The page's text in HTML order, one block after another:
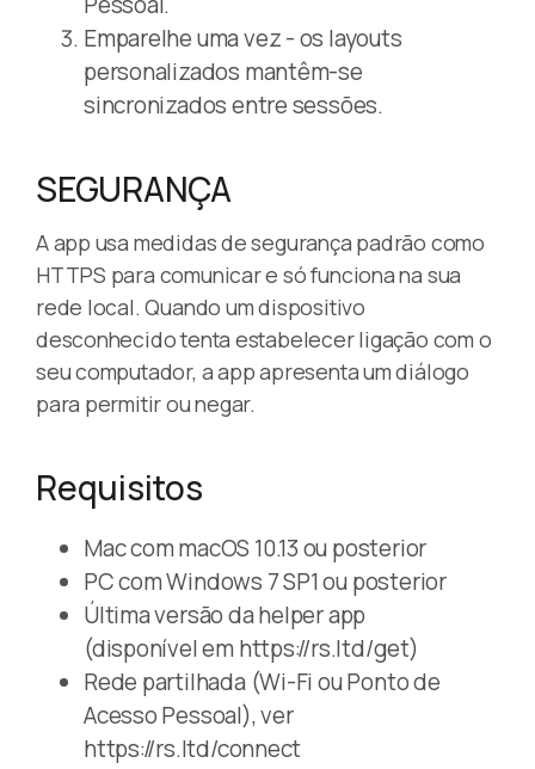
Emparelhe uma vez - os layouts
personalizados mantêm-se
sincronizados entre sessões.
SEGURANÇA
A app usa medidas de segurança padrão como
HTTPS para comunicar e só funciona na sua
rede local. Quando um dispositivo
desconhecido tenta estabelecer ligação com o
seu computador, a app apresenta um diálogo
para permitir ou negar.
Requisitos
Mac com macOS 10.13 ou posterior
PC com Windows 7 SP1 ou posterior
Última versão da helper app
(disponível em https://rs.ltd/get)
Rede partilhada (Wi-Fi ou Ponto de
Acesso Pessoal), ver
https://rs.ltd/connect